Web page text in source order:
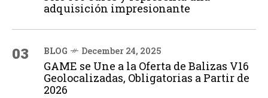
adquisición impresionante
03 BLOG December 24, 2025
GAME se Une a la Oferta de Balizas V16
Geolocalizadas, Obligatorias a Partir de
2026